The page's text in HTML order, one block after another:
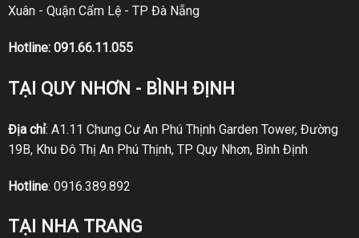
Xuân - Quận Cẩm Lệ - TP Đà Nẵng
Hotline: 091.66.11.055
TẠI QUY NHƠN - BÌNH ĐỊNH
Địa chỉ: A1.11 Chung Cư An Phú Thịnh Garden Tower, Đường
19B, Khu Đô Thị An Phú Thịnh, TP Quy Nhơn, Bình Định
Hotline: 0916.389.892
TẠI NHA TRANG